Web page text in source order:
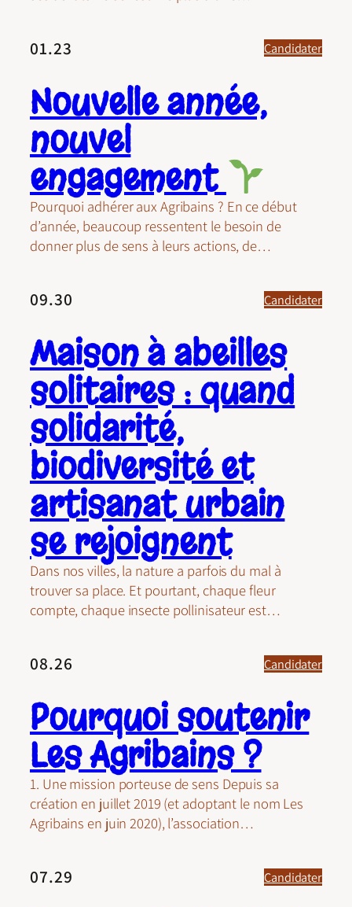
01.23 Candidater
Nouvelle année,
nouvel
engagement
Pourquoi adhérer aux Agribains ? En ce début
d’année, beaucoup ressentent le besoin de
donner plus de sens à leurs actions, de…
09.30 Candidater
Maison à abeilles
solitaires : quand
solidarité,
biodiversité et
artisanat urbain
se rejoignent
Dans nos villes, la nature a parfois du mal à
trouver sa place. Et pourtant, chaque fleur
compte, chaque insecte pollinisateur est…
08.26 Candidater
Pourquoi soutenir
Les Agribains ?
1. Une mission porteuse de sens Depuis sa
création en juillet 2019 (et adoptant le nom Les
Agribains en juin 2020), l’association…
07.29 Candidater